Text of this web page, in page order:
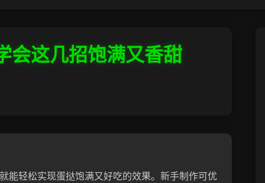
会这几招饱满又香甜
能轻松实现蛋挞饱满又好吃的效果。新手制作可优